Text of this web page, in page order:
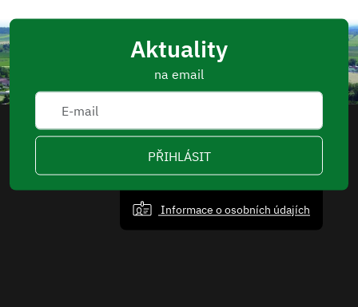
Aktuality
na email
PŘIHLÁSIT
Informace o osobních údajích